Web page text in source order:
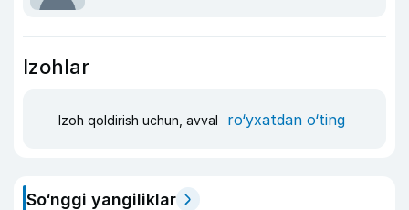
Izohlar
Izoh qoldirish uchun, avval ro‘yxatdan o‘ting
So‘nggi yangiliklar